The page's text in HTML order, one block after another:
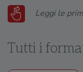
Leggi le
Tutti i